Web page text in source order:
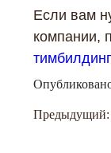
Если вам
компании,
Предыдущий: